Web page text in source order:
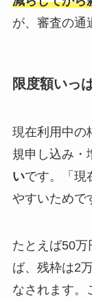
が、審査の通
限度額いっ
現在利用中の
規申し込み・
いです。「現
やすいためで
たとえば50
ば、残枠は2
なされます。